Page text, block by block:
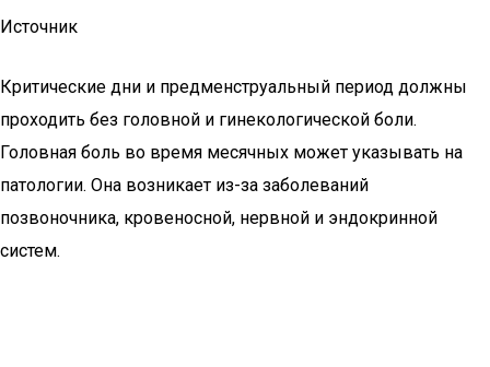
Источник
Критические дни и предменструальный период должны
проходить без головной и гинекологической боли.
Головная боль во время месячных может указывать на
патологии. Она возникает из-за заболеваний
позвоночника, кровеносной, нервной и эндокринной
систем.